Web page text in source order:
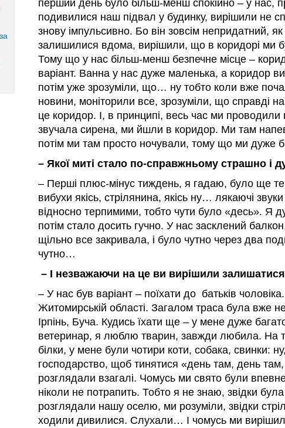
перший день було більш-менш спокійно – у нас,
подивилися наш підвал у будинку, вирішили не
знову імпульсивно. Бо він зовсім непридатний,
залишилися вдома, вирішили, що в коридорі ми
Тому що у нас більш-менш безпечне місце –
варіант. Ванна у нас дуже маленька, а коридор
потім уже зрозуміли, що… ну тобто коли вже
новини, моніторили все, зрозуміли, що справді
це коридор. І, в принципі, весь час ми проводили
звучала сирена, ми йшли в коридор. Ми там
потім ми там просто ночували, тому що ми дуже
– Якої миті стало по-справжньому страшно і
– Перші плюс-мінус тиждень, я гадаю, було ще
вибухи якісь, стрілянина, якісь ну… лякаючі
відносно терпимими, тобто чути було «десь». Я
потім стало досить гучно. У нас засклений
щільно все закривала, і було чутно через два
чутно…
– І незважаючи на це ви вирішили
– У нас був варіант – поїхати до батьків
Житомирській області. Загалом траса була вже
Ірпінь, Буча. Кудись їхати ще – у мене дуже
ветеринар, я люблю тварин, завжди любила. На
білки, у мене були чотири коти, собака, свинки:
господарство, щоб тинятися «день там, день
розглядали взагалі. Чомусь ми свято були
ніколи не потрапить. Тобто я не знаю, звідки
розглядали нашу оселю, ми розуміли, звідки
ходили дивилися. Слухали… І чомусь ми